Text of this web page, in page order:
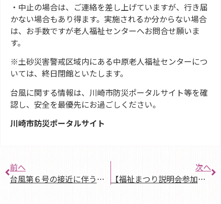
・中止の場合は、ご連絡を差し上げていますが、行き届
かない場合もあり得ます。実施されるか分からない場合
は、お手数ですが老人福祉センターへお問合せ願いま
す。
※土砂災害警戒区域内にある中原老人福祉センターにつ
いては、終日閉館といたします。
台風に関する情報は、川崎市防災ポータルサイト等を確
認し、安全を最優先にお過ごしください。
川崎市防災ポータルサイト
前へ
台風第６号の接近に伴う対応について
次へ
【福祉まつり説明会参加団体限定】第３７回あさお福祉まつり参加申込受付中！